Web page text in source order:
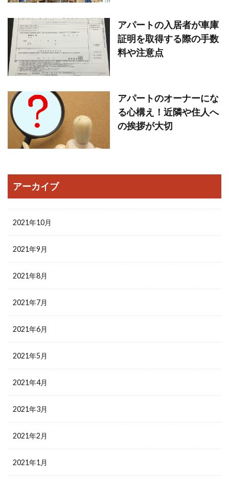
アパートの入居者が車庫
証明を取得する際の手数
料や注意点
アパートのオーナーにな
る心構え！近隣や住人へ
の挨拶が大切
アーカイブ
2021年10月
2021年9月
2021年8月
2021年7月
2021年6月
2021年5月
2021年4月
2021年3月
2021年2月
2021年1月